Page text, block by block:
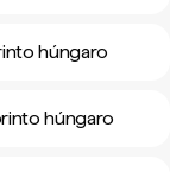
húngaro
húngaro